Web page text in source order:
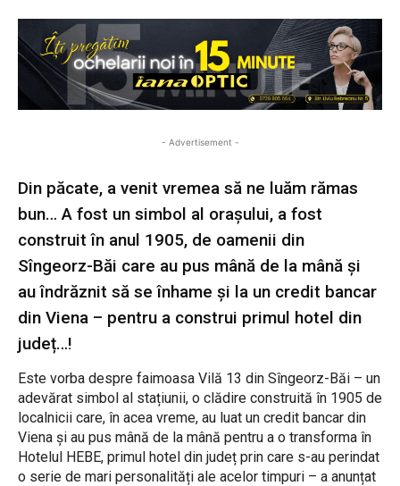
- Advertisement -
Din păcate, a venit vremea să ne luăm rămas
bun… A fost un simbol al orașului, a fost
construit în anul 1905, de oamenii din
Sîngeorz-Băi care au pus mână de la mână și
au îndrăznit să se înhame și la un credit bancar
din Viena – pentru a construi primul hotel din
județ…!
Este vorba despre faimoasa Vilă 13 din Sîngeorz-Băi – un
adevărat simbol al stațiunii, o clădire construită în 1905 de
localnicii care, în acea vreme, au luat un credit bancar din
Viena și au pus mână de la mână pentru a o transforma în
Hotelul HEBE, primul hotel din județ prin care s-au perindat
o serie de mari personalități ale acelor timpuri – a anunțat